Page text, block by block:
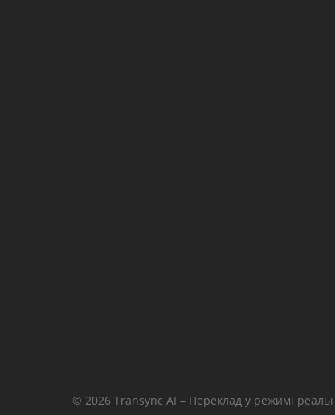
© 2026 Transync AI – Переклад у режимі